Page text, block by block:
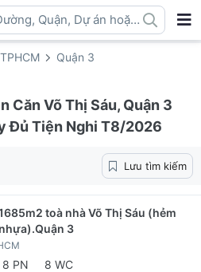
Quận, Dự án hoặc
TPHCM
Quận 3
Căn Võ Thị Sáu, Quận 3
Đủ Tiện Nghi T8/2026
Lưu tìm kiếm
toà nhà Võ Thị Sáu (hẻm
3
8 PN 8 WC